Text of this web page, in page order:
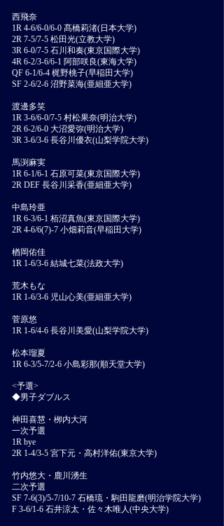
西飛奈
1R 4-6/6-0/6-0 髙橋莉渚(日本大学)
2R 7-5/7-5 松田光(立教大学)
3R 6-0/7-5 石川和奏(東京国際大学)
4R 6-2/3-6/6-1 阿部咲良(東海大学)
QF 6-1/6-4 梶野桃子(早稲田大学)
SF 2-6/2-6 沼野菜海(亜細亜大学)
渡邊多笑
1R 3-6/6-0/7-5 村松果奈(明治大学)
2R 6-2/6-0 大沼愛弥(明治大学)
3R 3-6/3-6 長谷川優衣(山梨学院大学)
馬渕麻実
1R 6-1/6-1 石原可菜(東京国際大学)
2R DEF 長谷川采香(亜細亜大学)
中島玲亜
1R 6-3/6-1 栢沼真魚(東京国際大学)
2R 4-6/6(7)-7 小畑莉音(早稲田大学)
楢岡佑佳
1R 1-6/3-6 結城七菜(法政大学)
荒木もな
1R 1-6/3-6 児山心美(亜細亜大学)
菅原悠
1R 1-6/4-6 長谷川美愛(山梨学院大学)
松本瑠夏
1R 6-3/5-7/2-6 小島彩那(順天堂大学)
<予選>
◆男子ダブルス
神田喜慧・栁内大河
一次予選
1R bye
2R 1-4/3-5 宮下元・高村洋佑(東京大学)
竹内悠大・鹿川湧生
二次予選
SF 7-6(3)/5-7/10-7 石橋琉・駒田龍磨(明治学院大学)
F 3-6/1-6 石井涼太・佐々木唯人(中央大学)